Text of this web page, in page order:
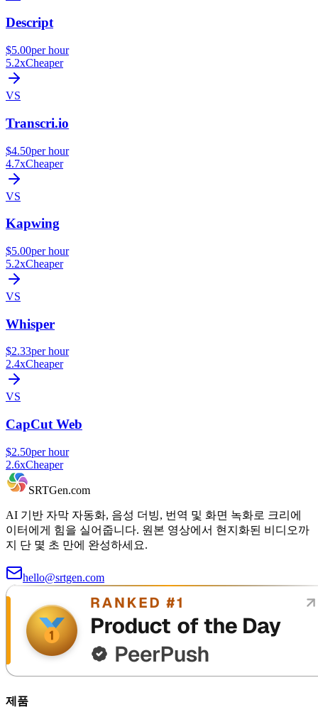
Descript
$5.00per hour
5.2xCheaper
VS
Transcri.io
$4.50per hour
4.7xCheaper
VS
Kapwing
$5.00per hour
5.2xCheaper
VS
Whisper
$2.33per hour
2.4xCheaper
VS
CapCut Web
$2.50per hour
2.6xCheaper
SRTGen.com
AI 기반 자막 자동화, 음성 더빙, 번역 및 화면 녹화로 크리에
이터에게 힘을 실어줍니다. 원본 영상에서 현지화된 비디오까
지 단 몇 초 만에 완성하세요.
hello@srtgen.com
제품